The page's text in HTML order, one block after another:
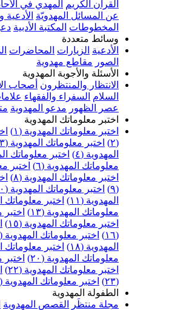
القرآن الكريم
المهدي في
عن المسائل المهدويّة الأدعية
المخطوطات المكتبة الأدبية
وسائط متعددة
الأدعية الزيارات المحاضرات
الصور مقاطع مهدوية
الأسئلة والأجوبة المهدوية
الانتظار والمنتظرون أصحاب
السلام السفراء والفقهاء
عصر الظهور مدعو المهدوية
اختبر معلوماتك المهدوية
اختبر معلوماتك المهدوية (١)
(٢)
اختبر معلوماتك المهدوية (٣)
المهدوية (٤)
اختبر معلوماتك
معلوماتك المهدوية (٦)
اختبر
اختبر معلوماتك المهدوية (٨)
(٩)
اختبر معلوماتك المهدوية (١٠)
المهدوية (١١)
اختبر معلوماتك
معلوماتك المهدوية (١٣)
اختبر
اختبر معلوماتك المهدوية (١٥)
(١٦)
اختبر معلوماتك المهدوية (١٧)
المهدوية (١٨)
اختبر معلوماتك
معلوماتك المهدوية (٢٠)
اختبر
اختبر معلوماتك المهدوية (٢٢)
(٢٣)
اختبر معلوماتك المهدوية (٢٤)
الطفولة المهدوية
مجلة منتظَر
القصص المهدوية